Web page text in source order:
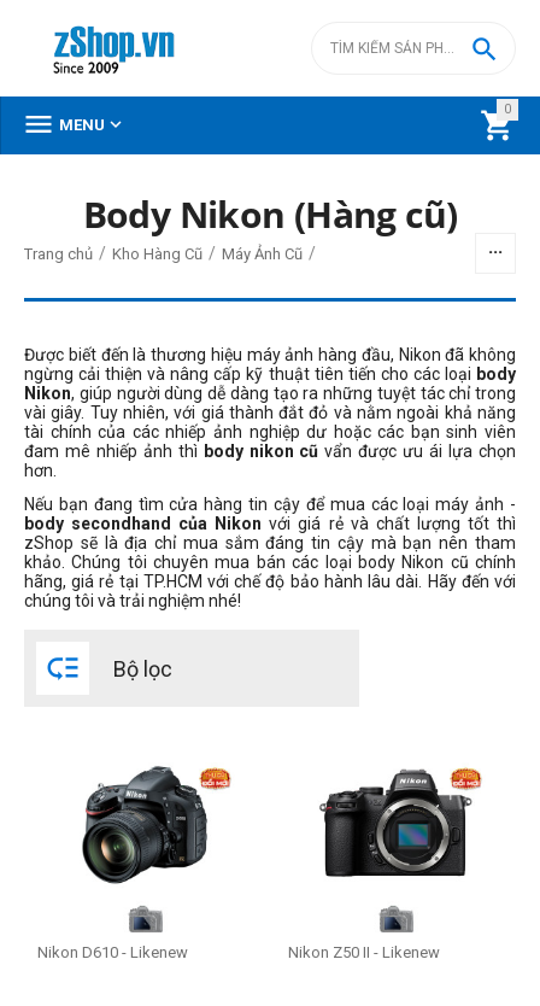
0


 MENU 
3990000 78990000đ
Dòng máy ảnh
Nikon DSLR
Nikon Z
Quay phim
Full HD 1080
Số điểm ảnh
12 - 16 MP
16 - 22 MP
22 - 26 MP
40 - 60 MP
Body Nikon (Hàng cũ)
Trang chủ / Kho Hàng Cũ / Máy Ảnh Cũ /
Được biết đến là thương hiệu máy ảnh hàng đầu, Nikon đã không
ngừng cải thiện và nâng cấp kỹ thuật tiên tiến cho các loại body
Nikon, giúp người dùng dễ dàng tạo ra những tuyệt tác chỉ trong
vài giây. Tuy nhiên, với giá thành đắt đỏ và nằm ngoài khả năng
tài chính của các nhiếp ảnh nghiệp dư hoặc các bạn sinh viên
đam mê nhiếp ảnh thì body nikon cũ vẩn được ưu ái lựa chọn
hơn.
Nếu bạn đang tìm cửa hàng tin cậy để mua các loại máy ảnh -
body secondhand của Nikon với giá rẻ và chất lượng tốt thì
zShop sẽ là địa chỉ mua sắm đáng tin cậy mà bạn nên tham
khảo. Chúng tôi chuyên mua bán các loại body Nikon cũ chính
hãng, giá rẻ tại TP.HCM với chế độ bảo hành lâu dài. Hãy đến với
chúng tôi và trải nghiệm nhé!
 Bộ lọc
Nikon D610 - Likenew Nikon Z50 II - Likenew